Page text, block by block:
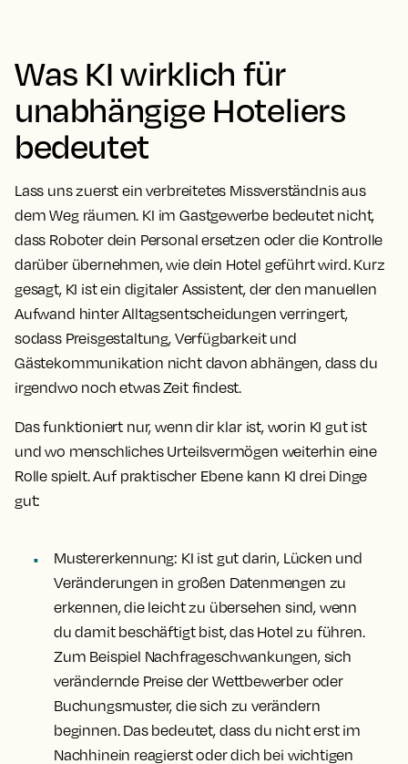
Was KI wirklich für
unabhängige Hoteliers
bedeutet
Lass uns zuerst ein verbreitetes Missverständnis aus
dem Weg räumen. KI im Gastgewerbe bedeutet nicht,
dass Roboter dein Personal ersetzen oder die Kontrolle
darüber übernehmen, wie dein Hotel geführt wird. Kurz
gesagt, KI ist ein digitaler Assistent, der den manuellen
Aufwand hinter Alltagsentscheidungen verringert,
sodass Preisgestaltung, Verfügbarkeit und
Gästekommunikation nicht davon abhängen, dass du
irgendwo noch etwas Zeit findest.
Das funktioniert nur, wenn dir klar ist, worin KI gut ist
und wo menschliches Urteilsvermögen weiterhin eine
Rolle spielt. Auf praktischer Ebene kann KI drei Dinge
gut:
Mustererkennung: KI ist gut darin, Lücken und
Veränderungen in großen Datenmengen zu
erkennen, die leicht zu übersehen sind, wenn
du damit beschäftigt bist, das Hotel zu führen.
Zum Beispiel Nachfrageschwankungen, sich
verändernde Preise der Wettbewerber oder
Buchungsmuster, die sich zu verändern
beginnen. Das bedeutet, dass du nicht erst im
Nachhinein reagierst oder dich bei wichtigen